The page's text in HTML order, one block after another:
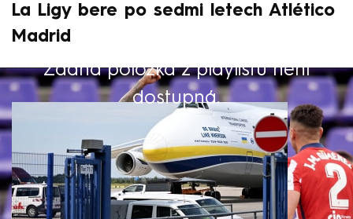
La Ligy bere po sedmi letech Atlético
Madrid
Žádná položka z playlistu není
dostupná.
Výběr redakce